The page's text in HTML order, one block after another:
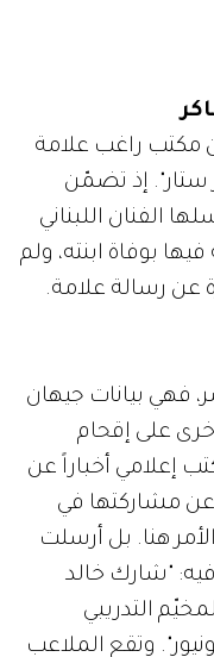
مكتب راغب علامة
ستار". إذ تضمّن
الفنان اللبناني
بوفاة ابنته، ولم
عن رسالة علامة.
فهي بيانات جيهان
على إقحام
إعلامي أخباراً عن
عن مشاركتها في
هنا. بل أرسلت
فيه: "شارك خالد
التدريبي
وتقع الملاعب